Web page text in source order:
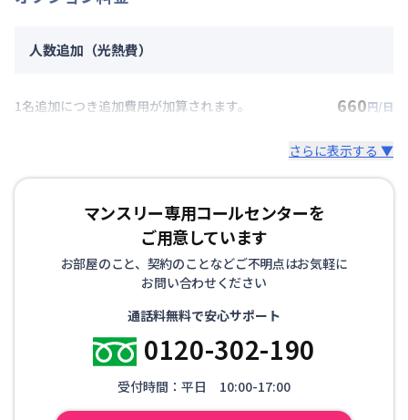
人数追加（光熱費）
1名追加につき追加費用が加算されます。 660円/日
さらに表示する ▼
マンスリー専用コールセンターを
ご用意しています
お部屋のこと、契約のことなどご不明点はお気軽に
お問い合わせください
通話料無料で安心サポート
0120-302-190
受付時間：平日 10:00-17:00